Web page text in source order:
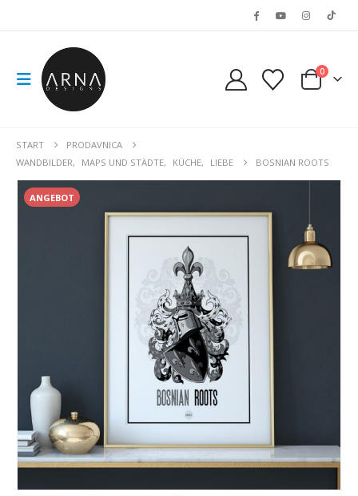
0
START
PRODAVNICA
WANDBILDER, MAPS UND STÄDTE, KÜCHE, LIEBE BOSNIAN ROOTS
ANGEBOT